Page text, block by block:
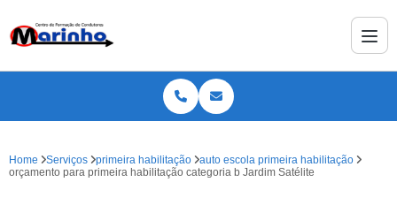
Home Serviços primeira habilitação
auto escola primeira habilitação
orçamento para primeira habilitação categoria b Jardim Satélite